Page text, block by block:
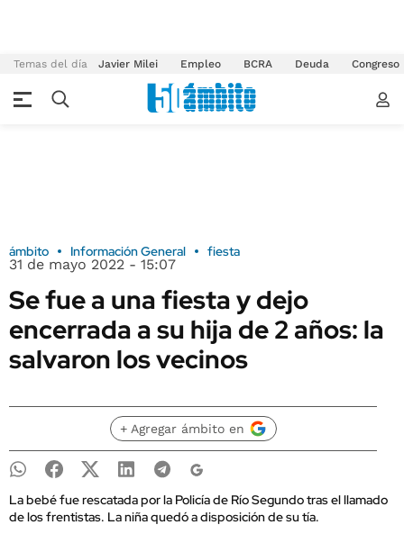
Temas del día Javier Milei Empleo BCRA Deuda Congreso
ámbito Información General fiesta
31 de mayo 2022 - 15:07
Se fue a una fiesta y dejo
encerrada a su hija de 2 años: la
salvaron los vecinos
+ Agregar ámbito en
La bebé fue rescatada por la Policía de Río Segundo tras el llamado
de los frentistas. La niña quedó a disposición de su tía.